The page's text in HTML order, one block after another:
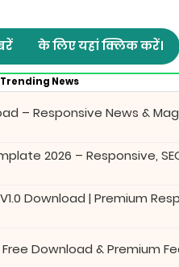
के लिए यहां क्लिक करें।
Trending News
– Responsive News &
2026 – Responsive,
Download | Premium
Download & Premium